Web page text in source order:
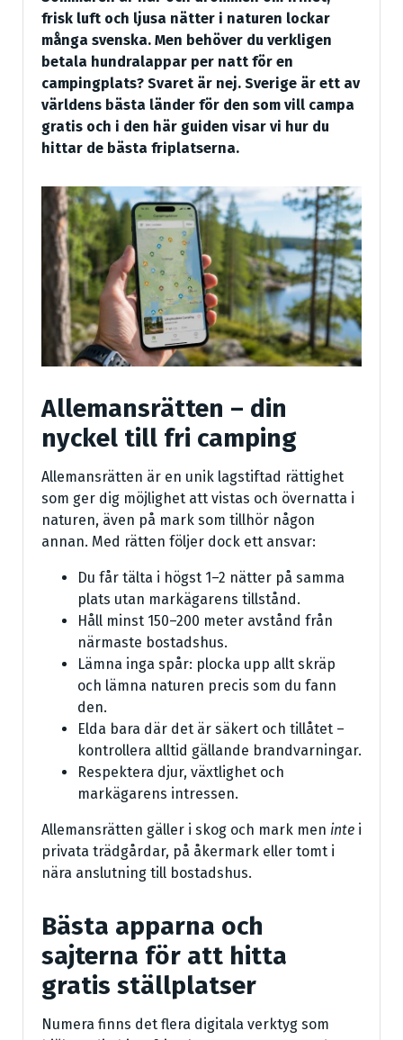
frisk luft och ljusa nätter i naturen lockar
många svenska. Men behöver du verkligen
betala hundralappar per natt för en
campingplats? Svaret är nej. Sverige är ett av
världens bästa länder för den som vill campa
gratis och i den här guiden visar vi hur du
hittar de bästa friplatserna.
Allemansrätten – din
nyckel till fri camping
Allemansrätten är en unik lagstiftad rättighet
som ger dig möjlighet att vistas och övernatta i
naturen, även på mark som tillhör någon
annan. Med rätten följer dock ett ansvar:
Du får tälta i högst 1–2 nätter på samma
plats utan markägarens tillstånd.
Håll minst 150–200 meter avstånd från
närmaste bostadshus.
Lämna inga spår: plocka upp allt skräp
och lämna naturen precis som du fann
den.
Elda bara där det är säkert och tillåtet –
kontrollera alltid gällande brandvarningar.
Respektera djur, växtlighet och
markägarens intressen.
Allemansrätten gäller i skog och mark men inte i
privata trädgårdar, på åkermark eller tomt i
nära anslutning till bostadshus.
Bästa apparna och
sajterna för att hitta
gratis ställplatser
Numera finns det flera digitala verktyg som